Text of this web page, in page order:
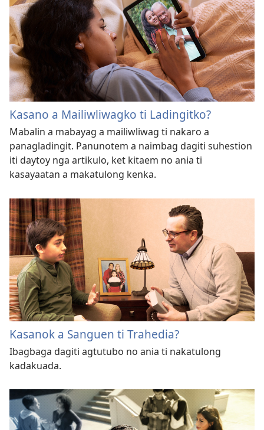
Kasano a Mailiwliwagko ti Ladingitko?
Mabalin a mabayag a mailiwliwag ti nakaro a
panagladingit. Panunotem a naimbag dagiti suhestion
iti daytoy nga artikulo, ket kitaem no ania ti
kasayaatan a makatulong kenka.
Kasanok a Sanguen ti Trahedia?
Ibagbaga dagiti agtutubo no ania ti nakatulong
kadakuada.